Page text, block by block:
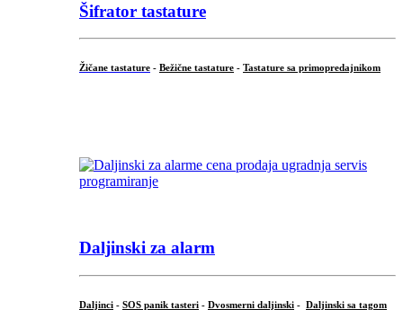
Šifrator tastature
Žičane tastature - Bežične tastature - Tastature sa primopredajnikom
Daljinski za alarm
Daljinci - SOS panik tasteri - Dvosmerni daljinski - Daljinski sa tagom